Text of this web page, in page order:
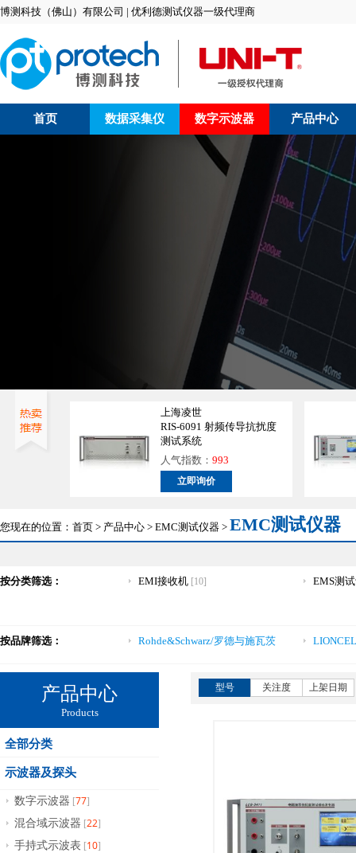
博测科技（佛山）有限公司 | 优利德测试仪器一级代理商
首页 数据采集仪 数字示波器 产品中心
上海凌世
RIS-6091 射频传导抗扰度
测试系统
人气指数： 993
立即询价
您现在的位置： 首页 > 产品中心 > EMC测试仪器 > EMC测试仪器
按分类筛选： EMI接收机 [10] EMS测
按品牌筛选： Rohde&Schwarz/罗德与施瓦茨
产品中心
Products
全部分类
示波器及探头
数字示波器 [77]
混合域示波器 [22]
手持式示波表 [10]
型号 关注度 上架日期